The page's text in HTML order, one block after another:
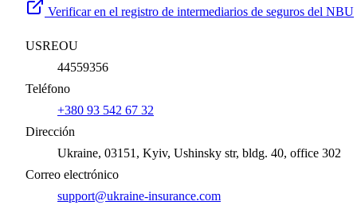
Verificar en el registro de intermediarios de seguros del NBU
USREOU
44559356
Teléfono
+380 93 542 67 32
Dirección
Ukraine, 03151, Kyiv, Ushinsky str, bldg. 40, office 302
Correo electrónico
support@ukraine-insurance.com